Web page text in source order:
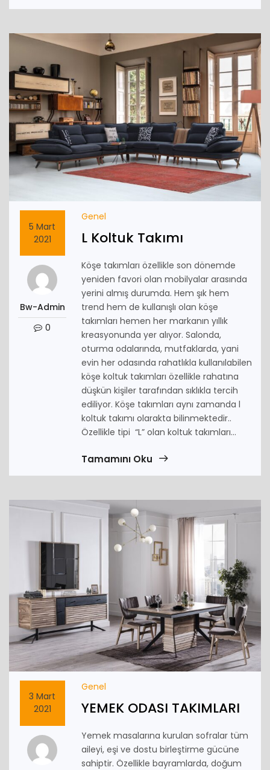
5 Mart
2021
Bw-Admin
0
Genel
L Koltuk Takımı
Köşe takımları özellikle son dönemde
yeniden favori olan mobilyalar arasında
yerini almış durumda. Hem şık hem
trend hem de kullanışlı olan köşe
takımları hemen her markanın yıllık
kreasyonunda yer alıyor. Salonda,
oturma odalarında, mutfaklarda, yani
evin her odasında rahatlıkla kullanılabilen
köşe koltuk takımları özellikle rahatına
düşkün kişiler tarafından sıklıkla tercih
ediliyor. Köşe takımları aynı zamanda l
koltuk takımı olarakta bilinmektedir..
Özellikle tipi “L” olan koltuk takımları...
Tamamını Oku
3 Mart
2021
Genel
YEMEK ODASI TAKIMLARI
Yemek masalarına kurulan sofralar tüm
aileyi, eşi ve dostu birleştirme gücüne
sahiptir. Özellikle bayramlarda, doğum